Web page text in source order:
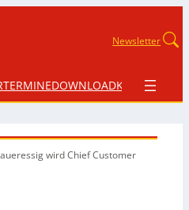
Newsletter
TERMINEDOWNLOADKONTAKT
wird Chief Customer